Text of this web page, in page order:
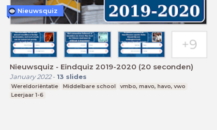
Nieuwsquiz - Eindquiz 2019-2020 (20 seconden)
January 2022- 13 slides
Wereldoriëntatie Middelbare school
vmbo, mavo, havo, vwo
Leerjaar 1-6
Nieuwsquiz